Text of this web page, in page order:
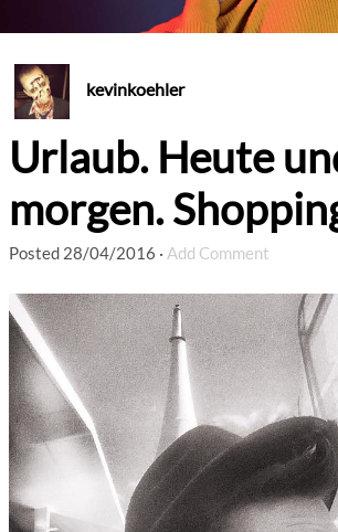
kevinkoehler
Urlaub. Heute
morgen.
Posted 28/04/2016 · Add Comment